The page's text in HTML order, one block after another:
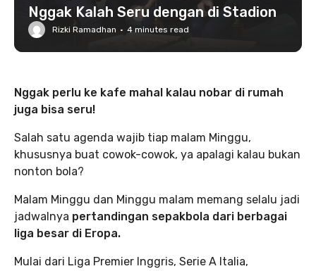
Nggak Kalah Seru dengan di Stadion
Rizki Ramadhan · 4 minutes read
Nggak perlu ke kafe mahal kalau nobar di rumah
juga bisa seru!
Salah satu agenda wajib tiap malam Minggu,
khususnya buat cowok-cowok, ya apalagi kalau bukan
nonton bola?
Malam Minggu dan Minggu malam memang selalu jadi
jadwalnya pertandingan sepakbola dari berbagai
liga besar di Eropa.
Mulai dari Liga Premier Inggris, Serie A Italia,